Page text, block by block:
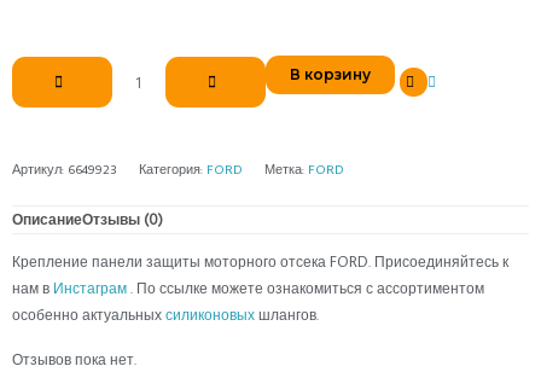
Количество
товара
Крепление
защиты
отсека
В корзину
Артикул: 6649923 Категория: FORD Метка: FORD
ОписаниеОтзывы (0)
Крепление панели защиты моторного отсека FORD. Присоединяйтесь к
нам в Инстаграм . По ссылке можете ознакомиться с ассортиментом
особенно актуальных силиконовых шлангов.
Отзывов пока нет.